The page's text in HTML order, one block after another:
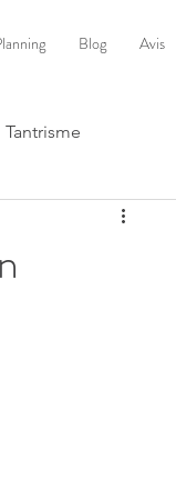
Blog Avis
Tantrisme